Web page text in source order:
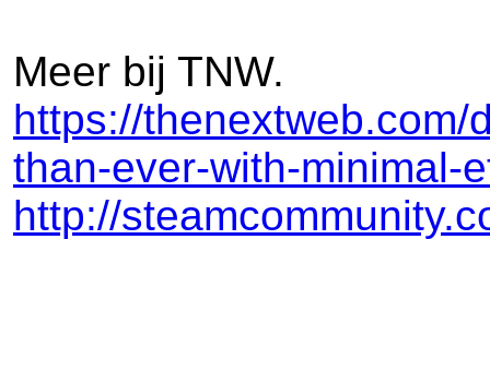
Meer bij TNW.
https://
than-ever-with-minimal-
http://